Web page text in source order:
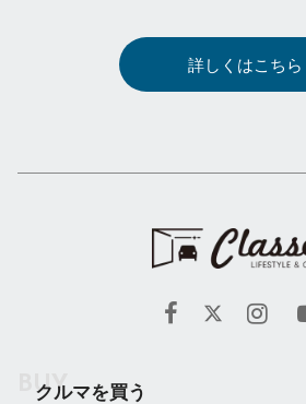
詳しくはこちら
クルマを買う